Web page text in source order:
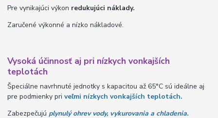
Pre vynikajúci výkon redukujúci náklady.
Zaručené výkonné a nízko nákladové.
Vysoká účinnosť aj pri nízkych vonkajších
teplotách
Špeciálne navrhnuté jednotky s kapacitou až 65°C sú ideálne aj
pre podmienky pri veľmi nízkych vonkajších teplotách.
Zabezpečujú plynulý ohrev vody, vykurovania a chladenia.